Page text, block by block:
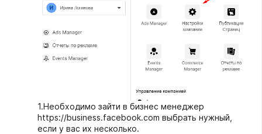
1.Необходимо зайти в бизнес менеджер
https://business.facebook.com выбрать нужный,
если у вас их несколько.